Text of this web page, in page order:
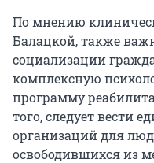
По мнению
Балацкой, также
социализации
комплексную
программу
того, следует вести
организаций для
освободившихся из